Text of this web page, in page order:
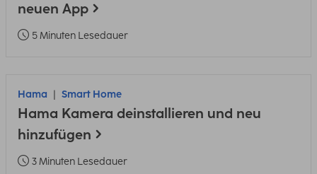
neuen App
5 Minuten Lesedauer
Hama Smart Home
Hama Kamera deinstallieren und neu
hinzufügen
3 Minuten Lesedauer